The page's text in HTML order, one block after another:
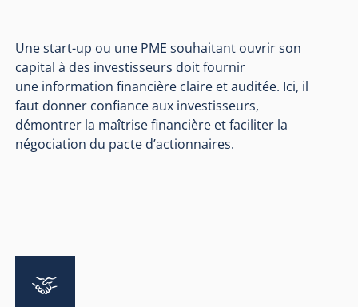
Une start-up ou une PME souhaitant ouvrir son
capital à des investisseurs doit fournir
une information financière claire et auditée. Ici, il
faut donner confiance aux investisseurs,
démontrer la maîtrise financière et faciliter la
négociation du pacte d’actionnaires.